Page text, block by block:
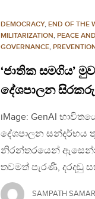
DEMOCRACY, END OF THE
MILITARIZATION, PEACE
GOVERNANCE,
‘ජාතික සමගිය’
දේශපාලන
iMage: GenAI
දේශපාලන සන්දර්භය
නිරන්තරයෙන්
තවමත් පැරණි, දරදඬු
SAMPATH